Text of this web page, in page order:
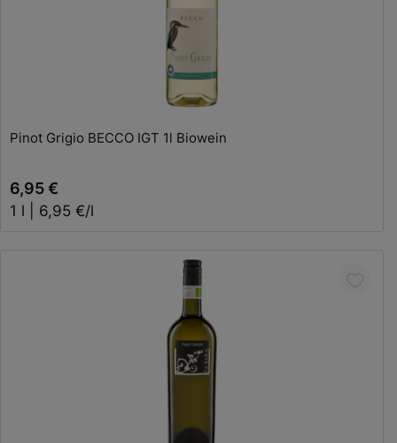
Pinot Grigio BECCO IGT 1l Biowein
6,95 €
1 l | 6,95 €/l